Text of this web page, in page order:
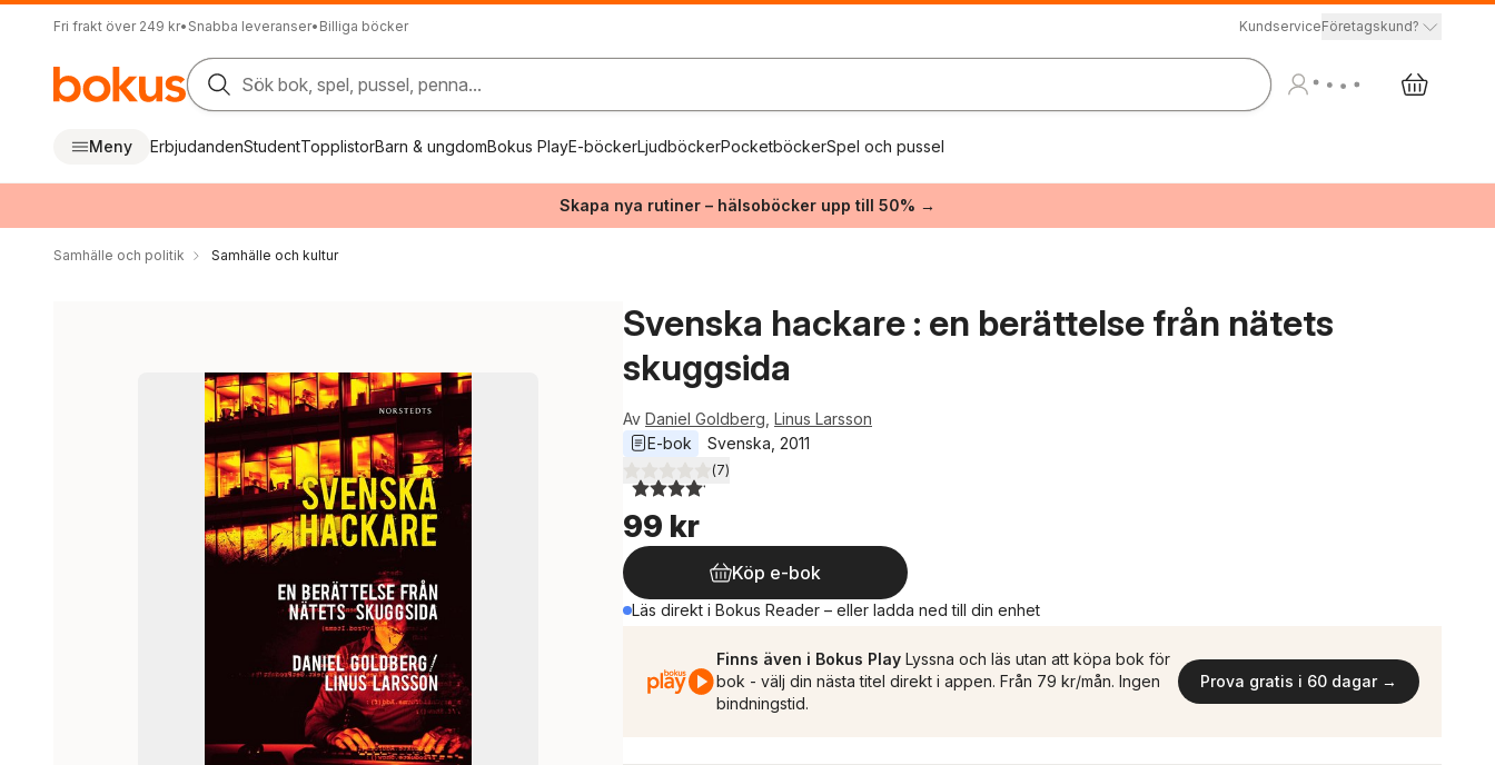
Fri frakt över 249 kr• Snabba leveranser• Billiga böcker KundserviceFöretagskund?
Sök bok, spel, pussel, penna...
Meny ErbjudandenStudentTopplistorBarn & ungdomBokus PlayE-böckerLjudböckerPocketböckerSpel och pussel
Skapa nya rutiner – hälsoböcker upp till 50% →
Samhälle och politik Samhälle och kultur
Svenska hackare : en berättelse från nätets
skuggsida
Av Daniel Goldberg Linus Larsson
E-bok
Svenska 2011
4,1utav 5 stjärnor. Totalt antal röster:
(7)
99 kr
Köp e-bok
Läs direkt i Bokus Reader – eller ladda ned till din enhet
Finns även i Bokus Play Lyssna och läs utan att köpa bok för
bok - välj din nästa titel direkt i appen. Från 79 kr/mån. Ingen
bindningstid.
Prova gratis i 60 dagar →